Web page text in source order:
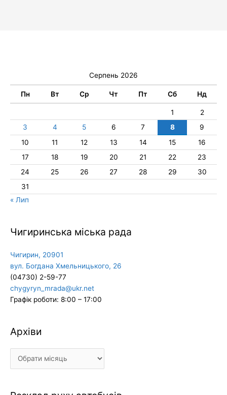
Серпень 2026
Пн Вт Ср Чт Пт Сб Нд
1
2
3
4 5 6 7 8
9
10
11 12 13 14 15
16
17
18 19 20 21 22
23
24
25 26 27 28 29
30
31
« Лип
Чигиринська міська рада
Чигирин, 20901
вул. Богдана Хмельницького, 26
(04730) 2-59-77
chygyryn_mrada@ukr.net
Графік роботи: 8:00 – 17:00
Архіви
Архіви